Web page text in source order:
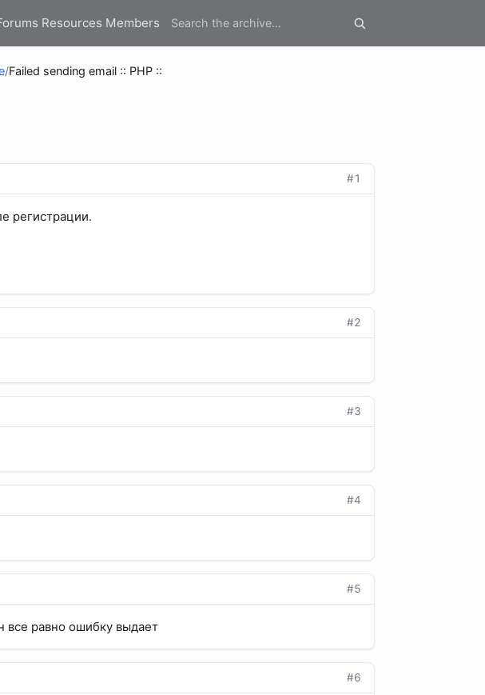
Resources Members
/Failed sending email :: PHP ::
#1
регистрации.
#2
#3
#4
#5
все равно ошибку выдает
#6